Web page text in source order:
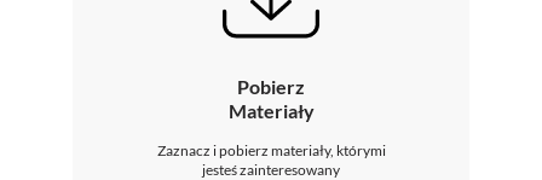
Pobierz
Materiały
Zaznacz i pobierz materiały, którymi
jesteś zainteresowany